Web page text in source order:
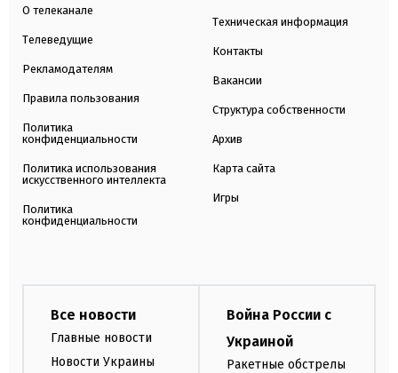
О телеканале
Телеведущие
Рекламодателям
Правила пользования
Политика
конфиденциальности
Политика использования
искусственного интеллекта
Политика
конфиденциальности
Техническая информация
Контакты
Вакансии
Структура собственности
Архив
Карта сайта
Игры
Все новости
Главные новости
Новости Украины
Война России с
Украиной
Ракетные обстрелы